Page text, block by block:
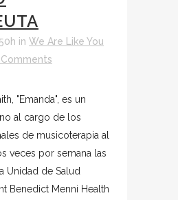
in We Are Like You
"Emanda", es un
al cargo de los
de musicoterapia al
veces por semana las
Unidad de Salud
Benedict Menni Health